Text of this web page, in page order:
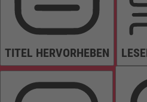
TITEL HERVORHEBEN